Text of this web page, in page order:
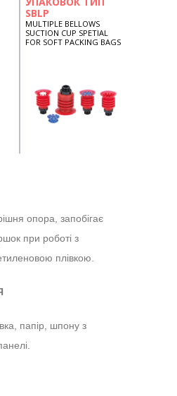
SBLP
MULTIPLE BELLOWS
SUCTION CUP SPETIAL
FOR SOFT PACKING BAGS
опора, запобігає
при роботі з
плівкою.
папір, шпону з